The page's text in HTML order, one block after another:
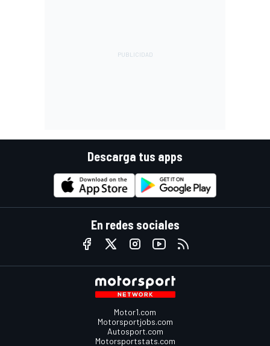
Descarga tus apps
En redes sociales
Motor1.com
Motorsportjobs.com
Autosport.com
Motorsportstats.com